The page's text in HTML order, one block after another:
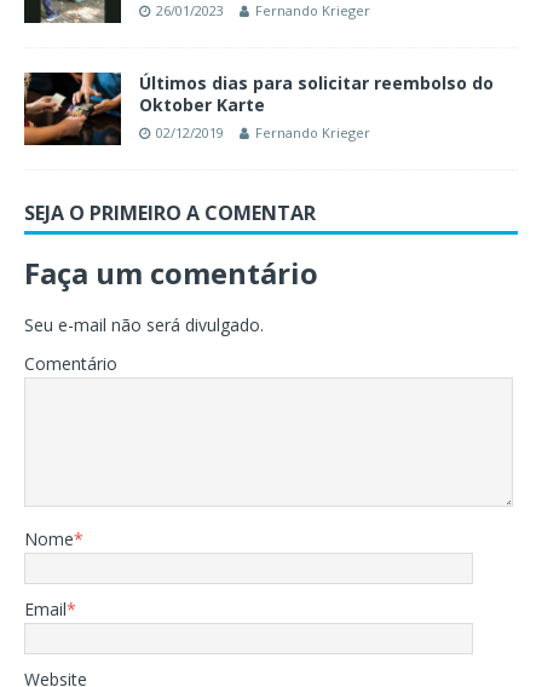
26/01/2023 Fernando Krieger
Últimos dias para solicitar reembolso do
Oktober Karte
02/12/2019 Fernando Krieger
SEJA O PRIMEIRO A COMENTAR
Faça um comentário
Seu e-mail não será divulgado.
Comentário
Nome*
Email*
Website